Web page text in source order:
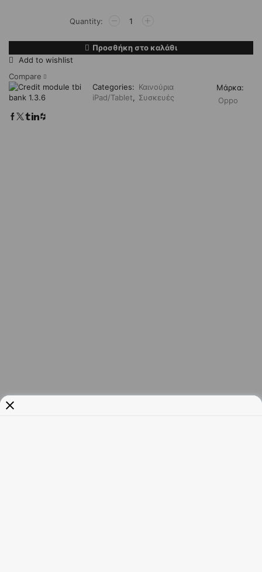
Προσθήκη στο καλάθι
Add to wishlist
Compare
Categories: Καινούρια
iPad/Tablet
Συσκευές
Μάρκα:
Oppo